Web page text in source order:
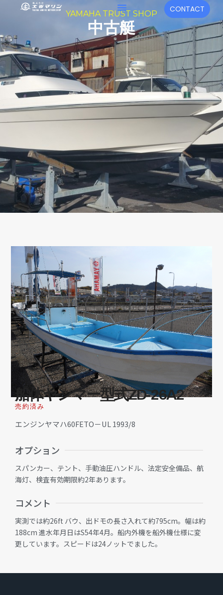
ス
キ
ッ
プ
メ
ニ
ュ
ー
CONTACT
YAMAHA TRUST SHOP
中古艇
船体ヤンマー型式ZD-26A2
売約済み
エンジンヤマハ60FETO－UL 1993/8
オプション
スパンカー、テント、手動油圧ハンドル、法定安全備品、航
海灯、検査有効期限約2年あります。
コメント
実測では約26ft バウ、出ドモの長さ入れて約795cm。幅は約
188cm 進水年月日はS54年4月。船内外機を船外機仕様に変
更しています。スピードは24ノットでました。